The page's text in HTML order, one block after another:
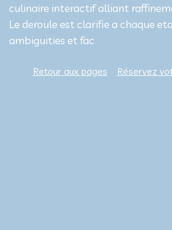
culinaire interactif alliant
Le deroule est clarifie a chaque
ambiguities et fac
Retour aux pages Réservez